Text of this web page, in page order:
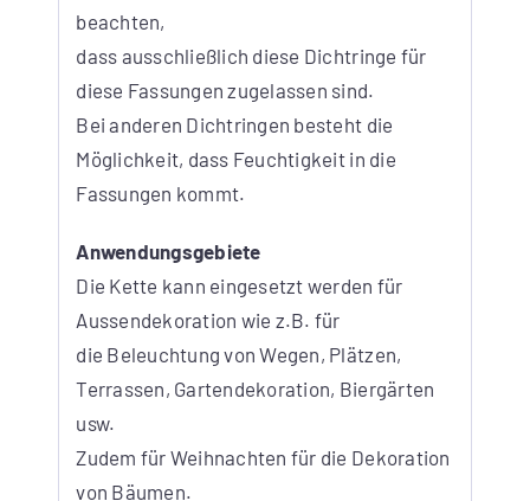
beachten,
dass ausschließlich diese Dichtringe für
diese Fassungen zugelassen sind.
Bei anderen Dichtringen besteht die
Möglichkeit, dass Feuchtigkeit in die
Fassungen kommt.
Anwendungsgebiete
Die Kette kann eingesetzt werden für
Aussendekoration wie z.B. für
die Beleuchtung von Wegen, Plätzen,
Terrassen, Gartendekoration, Biergärten
usw.
Zudem für Weihnachten für die Dekoration
von Bäumen.